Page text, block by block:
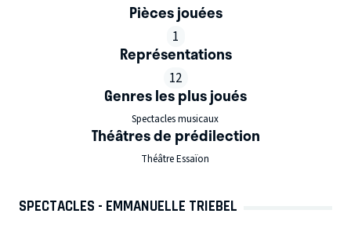
Pièces jouées
1
Représentations
12
Genres les plus joués
Spectacles musicaux
Théâtres de prédilection
Théâtre Essaïon
SPECTACLES - EMMANUELLE TRIEBEL